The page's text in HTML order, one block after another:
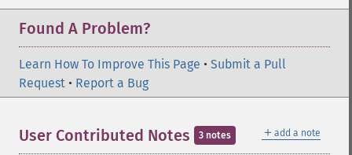
Found A Problem?
Learn How To Improve This Page • Submit a Pull
Request • Report a Bug
＋ add a note
User Contributed Notes 3 notes